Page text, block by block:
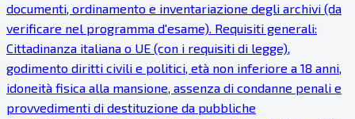
documenti, ordinamento e inventariazione degli archivi (da
verificare nel programma d'esame). Requisiti generali:
Cittadinanza italiana o UE (con i requisiti di legge),
godimento diritti civili e politici, età non inferiore a 18 anni,
idoneità fisica alla mansione, assenza di condanne penali e
provvedimenti di destituzione da pubbliche